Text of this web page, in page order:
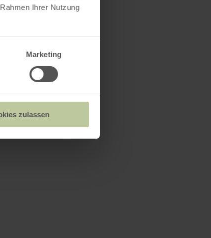
Ihrer Nutzung
Marketing
zulassen